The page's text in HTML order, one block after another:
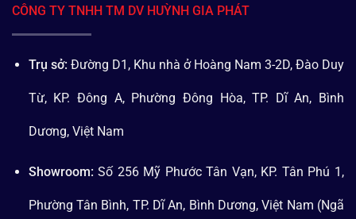
CÔNG TY TNHH TM DV HUỲNH GIA PHÁT
Trụ sở: Đường D1, Khu nhà ở Hoàng Nam 3-2D, Đào Duy
Từ, KP. Đông A, Phường Đông Hòa, TP. Dĩ An, Bình
Dương, Việt Nam
Showroom: Số 256 Mỹ Phước Tân Vạn, KP. Tân Phú 1,
Phường Tân Bình, TP. Dĩ An, Bình Dương, Việt Nam (Ngã